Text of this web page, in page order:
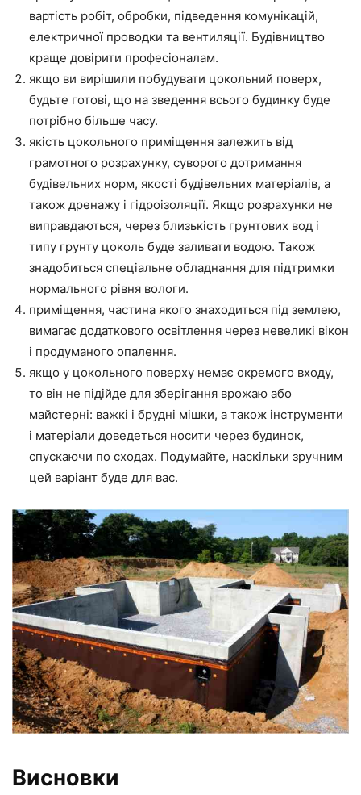
вартість робіт, обробки, підведення комунікацій,
електричної проводки та вентиляції. Будівництво
краще довірити професіоналам.
якщо ви вирішили побудувати цокольний поверх,
будьте готові, що на зведення всього будинку буде
потрібно більше часу.
якість цокольного приміщення залежить від
грамотного розрахунку, суворого дотримання
будівельних норм, якості будівельних матеріалів, а
також дренажу і гідроізоляції. Якщо розрахунки не
виправдаються, через близькість грунтових вод і
типу грунту цоколь буде заливати водою. Також
знадобиться спеціальне обладнання для підтримки
нормального рівня вологи.
приміщення, частина якого знаходиться під землею,
вимагає додаткового освітлення через невеликі вікон
і продуманого опалення.
якщо у цокольного поверху немає окремого входу,
то він не підійде для зберігання врожаю або
майстерні: важкі і брудні мішки, а також інструменти
і матеріали доведеться носити через будинок,
спускаючи по сходах. Подумайте, наскільки зручним
цей варіант буде для вас.
Висновки